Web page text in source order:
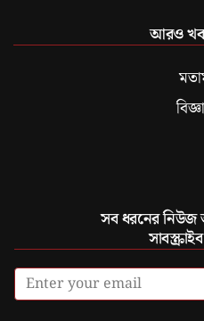
আরও
সব ধরনের